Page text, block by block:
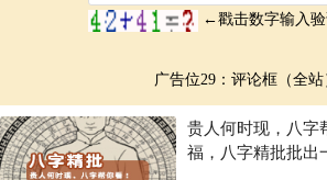
广告位29：评论框（全站
贵人何时现，八字
福，八字精批批出